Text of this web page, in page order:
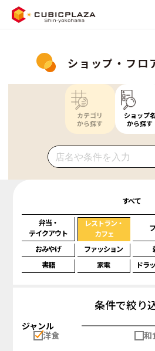
ショップ・フロ
カテゴリ
から探す
ショップ名
から探す
すべて
弁当・
テイクアウト
レストラン・
カフェ
おみやげ ファッション
書籍
家電 ドラ
条件で絞り
ジャンル
洋食
和